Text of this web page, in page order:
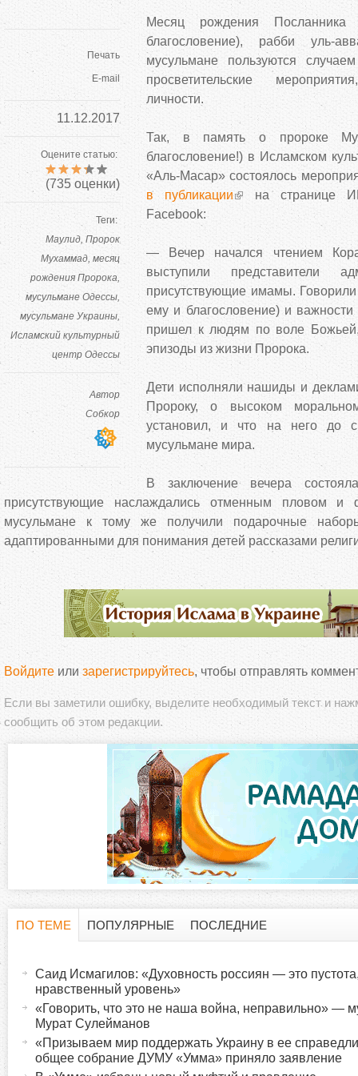
Печать
E-mail
11.12.2017
Оцените статью:
(735 оценки)
Теги:
Маулид Пророк
Мухаммад месяц
рождения Пророка
мусульмане Одессы
мусульмане Украины
Исламский культурный
центр Одессы
Автор
Собкор
Месяц рождения
благословение), рабби уль-
мусульмане пользуются
просветительские
личности.
Так, в память о пророке
благословение!) в Исламском
«Аль-Масар» состоялось
в публикации
на странице
Facebook:
— Вечер начался чтением
выступили представители
присутствующие имамы.
ему и благословение) и
пришел к людям по воле
эпизоды из жизни Пророка.
Дети исполняли нашиды и
Пророку, о высоком
установил, и что на него до
мусульмане мира.
В заключение вечера
присутствующие наслаждались отменным пловом и
мусульмане к тому же получили подарочные
адаптированными для понимания детей рассказами
Войдите или зарегистрируйтесь, чтобы отправлять
Если вы заметили ошибку, выделите необходимый текст и
сообщить об этом редакции.
ПО ТЕМЕ
ПОПУЛЯРНЫЕ ПОСЛЕДНИЕ
Саид Исмагилов: «Духовность россиян — это
нравственный уровень»
«Говорить, что это не наша война, неправильно»
Мурат Сулейманов
«Призываем мир поддержать Украину в ее
общее собрание ДУМУ «Умма» приняло заявление